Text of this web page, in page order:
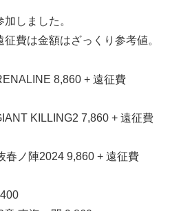
しました。
費は金額はざっくり参考値。
8,860 + 遠征費
KILLING2 7,860 + 遠征費
春ノ陣2024 9,860 + 遠征費